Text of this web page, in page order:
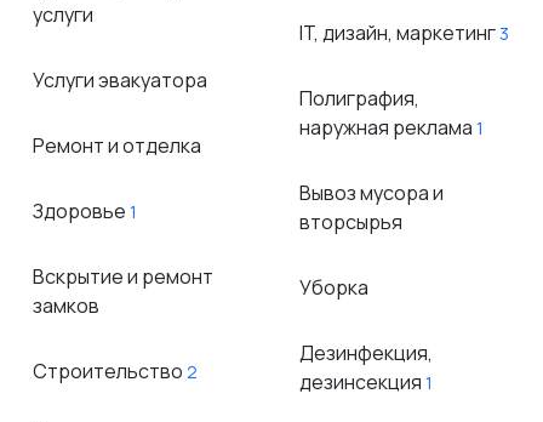
услуги
Услуги эвакуатора
Ремонт и отделка
Здоровье 1
Вскрытие и ремонт
замков
Строительство 2
IT, дизайн, маркетинг 3
Полиграфия,
наружная реклама 1
Вывоз мусора и
вторсырья
Уборка
Дезинфекция,
дезинсекция 1